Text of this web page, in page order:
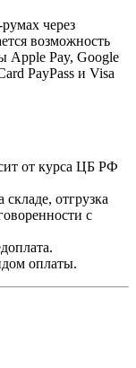
через
возможность
Apple Pay, Google
PayPass и Visa
от курса ЦБ РФ
отгрузка
с
оплаты.